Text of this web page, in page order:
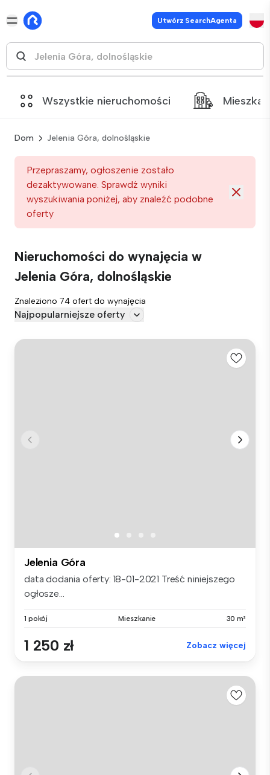
Utwórz SearchAgenta
Wszystkie nieruchomości
Dom Jelenia Góra, dolnośląskie
Przepraszamy, ogłoszenie zostało
dezaktywowane. Sprawdź wyniki
wyszukiwania poniżej, aby znaleźć podobne
oferty
Nieruchomości do wynajęcia w
Jelenia Góra, dolnośląskie
Znaleziono 74 ofert do wynajęcia
Najpopularniejsze oferty
Jelenia Góra
data dodania oferty: 18-01-2021 Treść niniejszego
ogłosze...
1 pokój Mieszkanie 30 m²
1 250 zł Zobacz więcej